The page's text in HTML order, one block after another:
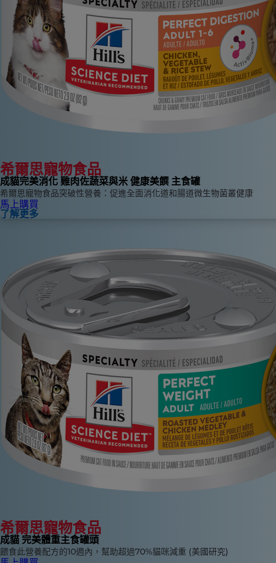
希爾思寵物食品
成貓完美消化 雞肉佐蔬菜與米 健康美饌 主食罐
希爾思寵物食品突破性營養：促進全面消化道和腸道微生物菌叢健康
馬上購買
了解更多
希爾思寵物食品
成貓 完美體重主食罐頭
餵食此營養配方的10週內，幫助超過70%貓咪減重 (美國研究)